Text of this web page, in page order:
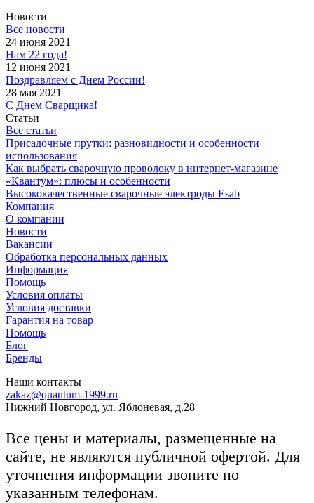
Новости
Все новости
24 июня 2021
Нам 22 года!
12 июня 2021
Поздравляем с Днем России!
28 мая 2021
С Днем Сварщика!
Статьи
Все статьи
Присадочные прутки: разновидности и особенности
использования
Как выбрать сварочную проволоку в интернет-магазине
«Квантум»: плюсы и особенности
Высококачественные сварочные электроды Esab
Компания
О компании
Новости
Вакансии
Обработка персональных данных
Информация
Помощь
Условия оплаты
Условия доставки
Гарантия на товар
Помощь
Блог
Бренды
Наши контакты
zakaz@quantum-1999.ru
Нижний Новгород, ул. Яблоневая, д.28
Все цены и материалы, размещенные на
сайте, не являются публичной офертой. Для
уточнения информации звоните по
указанным телефонам.